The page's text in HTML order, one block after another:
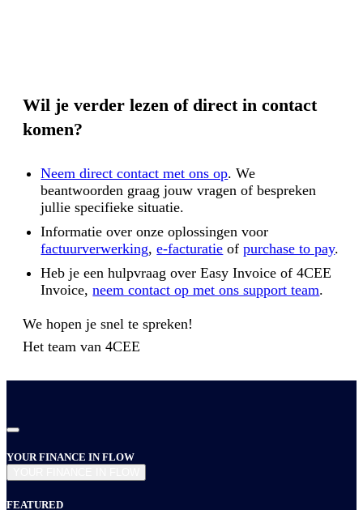
Wil je verder lezen of direct in contact
komen?
Neem direct contact met ons op. We
beantwoorden graag jouw vragen of bespreken
jullie specifieke situatie.
Informatie over onze oplossingen voor
factuurverwerking,e-facturatie ofpurchase to pay.
Heb je een hulpvraag over Easy Invoice of 4CEE
Invoice,neem contact op met ons support team.
We hopen je snel te spreken!
Het team van 4CEE
YOUR FINANCE IN FLOW
FEATURED